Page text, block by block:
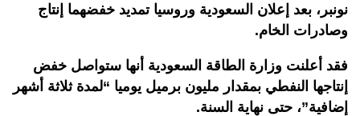
نونبر، بعد إعلان السعودية وروسيا تمديد خفضهما إنتاج
وصادرات الخام.
فقد أعلنت وزارة الطاقة السعودية أنها ستواصل خفض
إنتاجها النفطي بمقدار مليون برميل يوميا “لمدة ثلاثة أشهر
إضافية”، حتى نهاية السنة.